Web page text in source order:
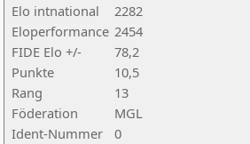
Elo intnational
2282
Eloperformance 2454
FIDE Elo +/-
78,2
Punkte
10,5
Rang
13
Föderation
MGL
Ident-Nummer
0